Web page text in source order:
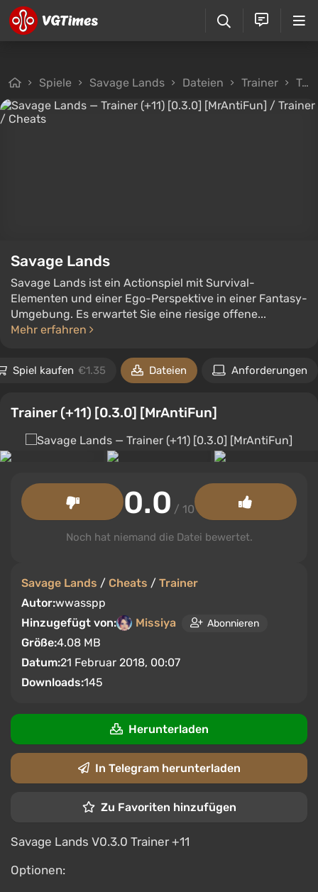
Spiele Savage Lands Dateien Trainer Trainer (+11) [0.3.0] [MrAntiFun]
Savage Lands
Savage Lands ist ein Actionspiel mit Survival-
Elementen und einer Ego-Perspektive in einer Fantasy-
Umgebung. Es erwartet Sie eine riesige offene...
Mehr erfahren
Spiel kaufen €1.35 Dateien Anforderungen
Trainer (+11) [0.3.0] [MrAntiFun]
Savage Lands / Cheats / Trainer
Autor:wwasspp
Hinzugefügt von:
Missiya Abonnieren
Größe:4.08 MB
Datum:21 Februar 2018, 00:07
Downloads:145
0.0 / 10
Noch hat niemand die Datei bewertet.
Herunterladen
In Telegram herunterladen
Zu Favoriten hinzufügen
Savage Lands V0.3.0 Trainer +11
Optionen: